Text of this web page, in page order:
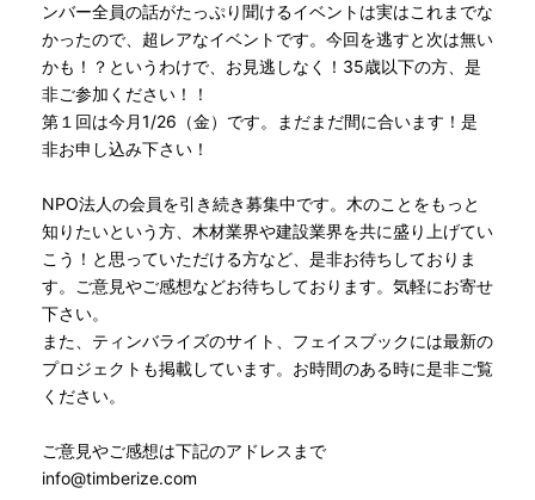
ンバー全員の話がたっぷり聞けるイベントは実はこれまでな
かったので、超レアなイベントです。今回を逃すと次は無い
かも！？というわけで、お見逃しなく！35歳以下の方、是
非ご参加ください！！
第１回は今月1/26（金）です。まだまだ間に合います！是
非お申し込み下さい！
NPO法人の会員を引き続き募集中です。木のことをもっと
知りたいという方、木材業界や建設業界を共に盛り上げてい
こう！と思っていただける方など、是非お待ちしておりま
す。ご意見やご感想などお待ちしております。気軽にお寄せ
下さい。
また、ティンバライズのサイト、フェイスブックには最新の
プロジェクトも掲載しています。お時間のある時に是非ご覧
ください。
ご意見やご感想は下記のアドレスまで
info@timberize.com